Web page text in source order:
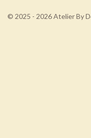
© 2025 - 2026 Atelier By